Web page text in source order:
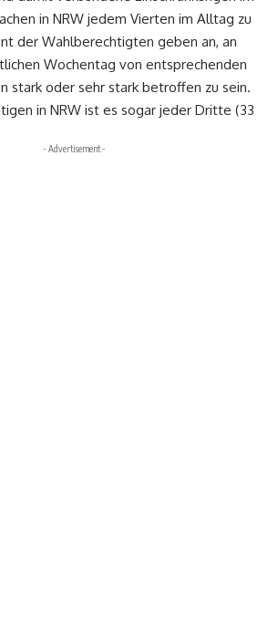
in NRW jedem Vierten im Alltag zu
der Wahlberechtigten geben an, an
Wochentag von entsprechenden
stark oder sehr stark betroffen zu sein.
in NRW ist es sogar jeder Dritte (33
- Advertisement -